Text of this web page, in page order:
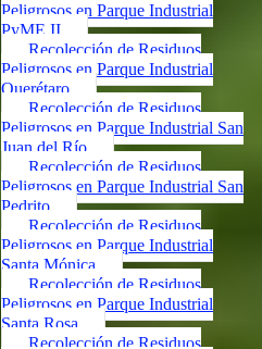
Peligrosos en Parque Industrial
PyME II
Recolección de Residuos
Peligrosos en Parque Industrial
Querétaro
Recolección de Residuos
Peligrosos en Parque Industrial San
Juan del Río
Recolección de Residuos
Peligrosos en Parque Industrial San
Pedrito
Recolección de Residuos
Peligrosos en Parque Industrial
Santa Mónica
Recolección de Residuos
Peligrosos en Parque Industrial
Santa Rosa
Recolección de Residuos